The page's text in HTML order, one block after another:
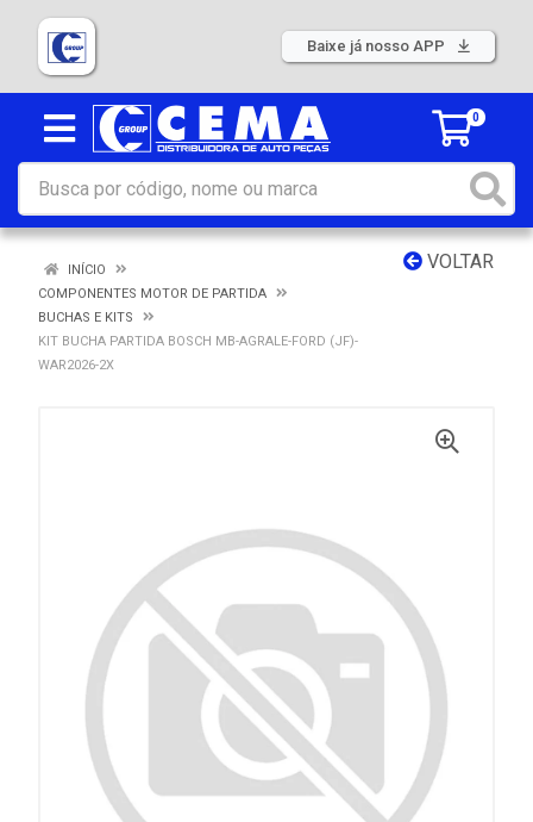
Baixe já nosso APP
0
VOLTAR
INÍCIO
COMPONENTES MOTOR DE PARTIDA
BUCHAS E KITS
KIT BUCHA PARTIDA BOSCH MB-AGRALE-FORD (JF)-
WAR2026-2X